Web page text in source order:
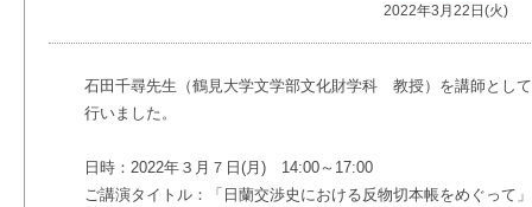
2022年3月22日(火)
石田千尋先生（鶴見大学文学部文化財学科 教授）を講師とし
行いました。
日時：2022年３月７日(月) 14:00～17:00
ご講演タイトル：「日蘭交渉史における反物切本帳をめぐって」